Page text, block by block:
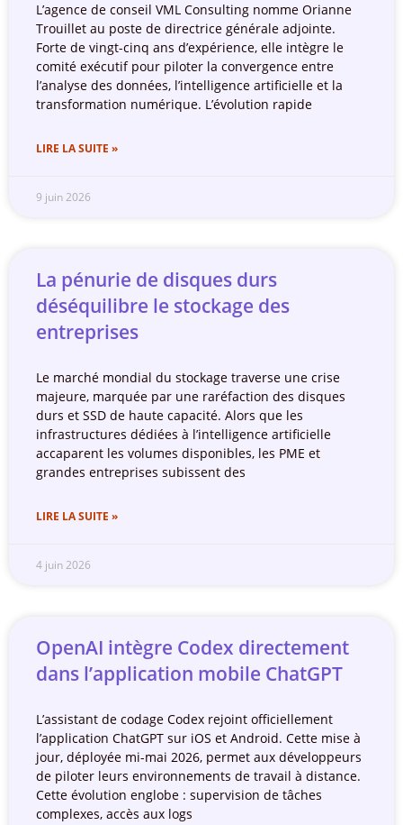
L’agence de conseil VML Consulting nomme Orianne
Trouillet au poste de directrice générale adjointe.
Forte de vingt-cinq ans d’expérience, elle intègre le
comité exécutif pour piloter la convergence entre
l’analyse des données, l’intelligence artificielle et la
transformation numérique. L’évolution rapide
LIRE LA SUITE »
9 juin 2026
La pénurie de disques durs
déséquilibre le stockage des
entreprises
Le marché mondial du stockage traverse une crise
majeure, marquée par une raréfaction des disques
durs et SSD de haute capacité. Alors que les
infrastructures dédiées à l’intelligence artificielle
accaparent les volumes disponibles, les PME et
grandes entreprises subissent des
LIRE LA SUITE »
4 juin 2026
OpenAI intègre Codex directement
dans l’application mobile ChatGPT
L’assistant de codage Codex rejoint officiellement
l’application ChatGPT sur iOS et Android. Cette mise à
jour, déployée mi-mai 2026, permet aux développeurs
de piloter leurs environnements de travail à distance.
Cette évolution englobe : supervision de tâches
complexes, accès aux logs